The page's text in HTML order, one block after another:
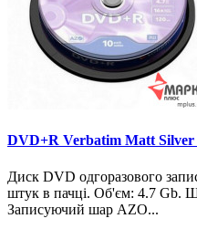
DVD+R Verbatim Matt Silver
Диск DVD одгоразового
штук в пачці. Об'єм: 4.7 Gb.
Записуючий шар AZO...